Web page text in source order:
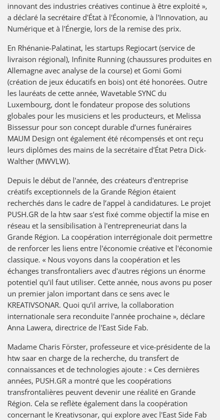
innovant des industries créatives continue à être exploité »,
a déclaré la secrétaire d'État à l'Économie, à l'Innovation, au
Numérique et à l'Énergie, lors de la remise des prix.
En Rhénanie-Palatinat, les startups Regiocart (service de
livraison régional), Infinite Running (chaussures produites en
Allemagne avec analyse de la course) et Gomi Gomi
(création de jeux éducatifs en bois) ont été honorées. Outre
les lauréats de cette année, Wavetable SYNC du
Luxembourg, dont le fondateur propose des solutions
globales pour les musiciens et les producteurs, et Melissa
Bissessur pour son concept durable d’urnes funéraires
MAUM Design ont également été récompensés et ont reçu
leurs diplômes des mains de la secrétaire d'État Petra Dick-
Walther (MWVLW).
Depuis le début de l'année, des créateurs d'entreprise
créatifs exceptionnels de la Grande Région étaient
recherchés dans le cadre de l’appel à candidatures. Le projet
PUSH.GR de la htw saar s'est fixé comme objectif la mise en
réseau et la sensibilisation à l'entrepreneuriat dans la
Grande Région. La coopération interrégionale doit permettre
de renforcer les liens entre l'économie créative et l'économie
classique. « Nous voyons dans la coopération et les
échanges transfrontaliers avec d'autres régions un énorme
potentiel qu'il faut utiliser. Cette année, nous avons pu poser
un premier jalon important dans ce sens avec le
KREATIVSONAR. Quoi qu’il arrive, la collaboration
internationale sera reconduite l'année prochaine », déclare
Anna Lawera, directrice de l'East Side Fab.
Madame Charis Förster, professeure et vice-présidente de la
htw saar en charge de la recherche, du transfert de
connaissances et de technologies ajoute : « Ces dernières
années, PUSH.GR a montré que les coopérations
transfrontalières peuvent devenir une réalité en Grande
Région. Cela se reflète également dans la coopération
concernant le Kreativsonar, qui explore avec l'East Side Fab